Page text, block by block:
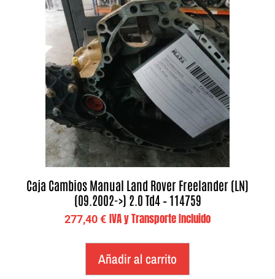
Caja Cambios Manual Land Rover Freelander (LN)
(09.2002->) 2.0 Td4 – 114759
277,40€ IVA y Transporte Incluido
Añadir al carrito